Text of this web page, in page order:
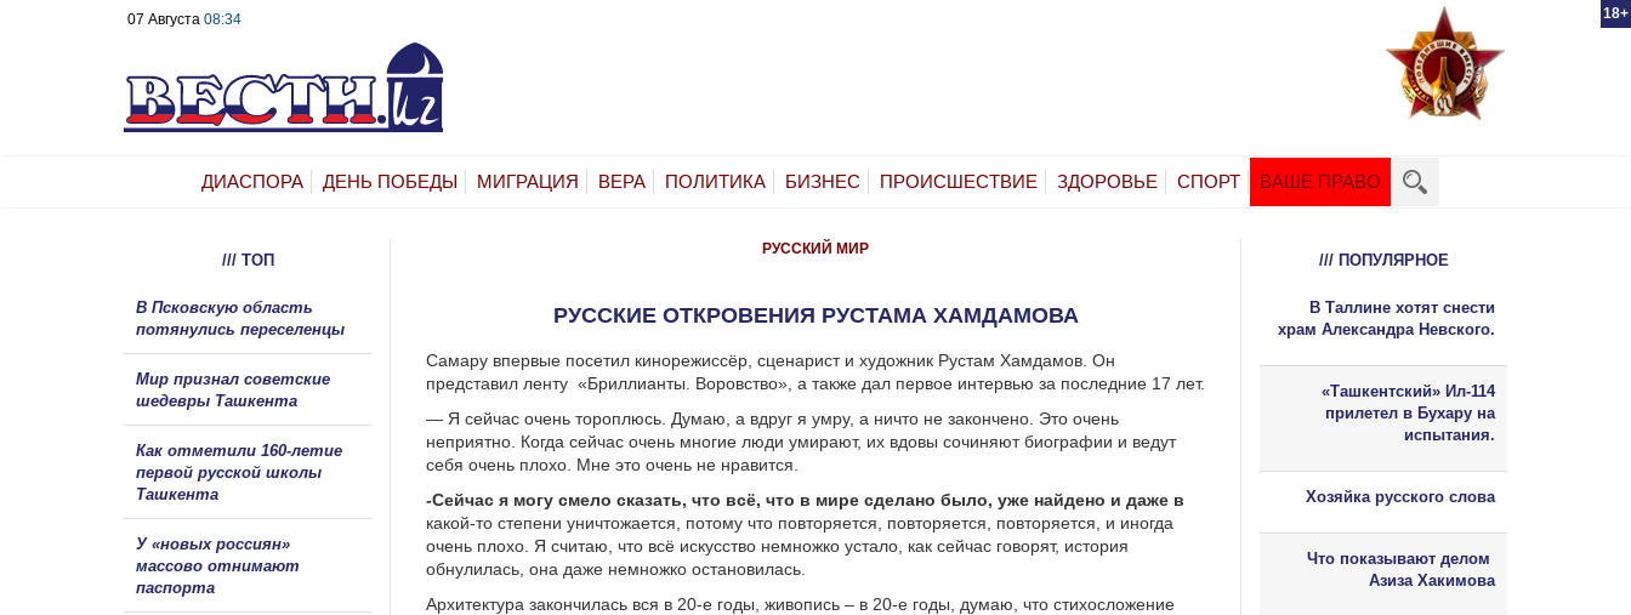
18+
07 Августа 08:34
ДИАСПОРА ДЕНЬ ПОБЕДЫ МИГРАЦИЯ ВЕРА ПОЛИТИКА БИЗНЕС ПРОИСШЕСТВИЕ ЗДОРОВЬЕ СПОРТ ВАШЕ ПРАВО
РУССКИЙ МИР
РУССКИЕ ОТКРОВЕНИЯ РУСТАМА ХАМДАМОВА
Самару впервые посетил кинорежиссёр, сценарист и художник Рустам Хамдамов. Он
представил ленту «Бриллианты. Воровство», а также дал первое интервью за последние 17 лет.
— Я сейчас очень тороплюсь. Думаю, а вдруг я умру, а ничто не закончено. Это очень
неприятно. Когда сейчас очень многие люди умирают, их вдовы сочиняют биографии и ведут
себя очень плохо. Мне это очень не нравится.
-Сейчас я могу смело сказать, что всё, что в мире сделано было, уже найдено и даже в
какой-то степени уничтожается, потому что повторяется, повторяется, повторяется, и иногда
очень плохо. Я считаю, что всё искусство немножко устало, как сейчас говорят, история
обнулилась, она даже немножко остановилась.
Архитектура закончилась вся в 20-е годы, живопись – в 20-е годы, думаю, что стихосложение
/// ТОП
В Псковскую область
потянулись переселенцы
Мир признал советские
шедевры Ташкента
Как отметили 160-летие
первой русской школы
Ташкента
У «новых россиян»
массово отнимают
паспорта
/// ПОПУЛЯРНОЕ
В Таллине хотят снести
храм Александра Невского.
«Ташкентский» Ил-114
прилетел в Бухару на
испытания.
Хозяйка русского слова
Что показывают делом
Азиза Хакимова